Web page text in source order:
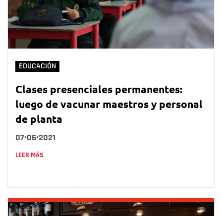
EDUCACIÓN
Clases presenciales permanentes:
luego de vacunar maestros y personal
de planta
07•06•2021
LEER MÁS